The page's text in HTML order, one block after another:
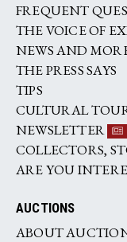
FREQUENT
THE VOICE OF
NEWS AND
THE PRESS SAYS
TIPS
CULTURAL
NEWSLETTER
COLLECTORS,
ARE YOU
AUCTIONS
ABOUT